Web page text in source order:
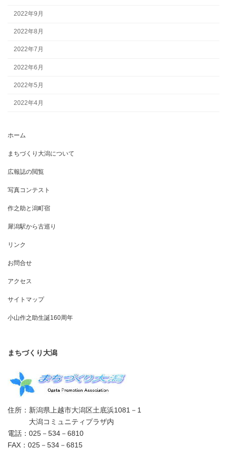
2022年9月
2022年8月
2022年7月
2022年6月
2022年5月
2022年4月
ホーム
まちづくり大潟について
広報誌の閲覧
写真コンテスト
作之助と潟町宿
犀潟駅から古巡り
リンク
お問合せ
アクセス
サイトマップ
小山作之助生誕160周年
まちづくり大潟
住所：新潟県上越市大潟区土底浜1081－1
大潟コミュニティプラザ内
電話：025－534－6810
FAX：025－534－6815